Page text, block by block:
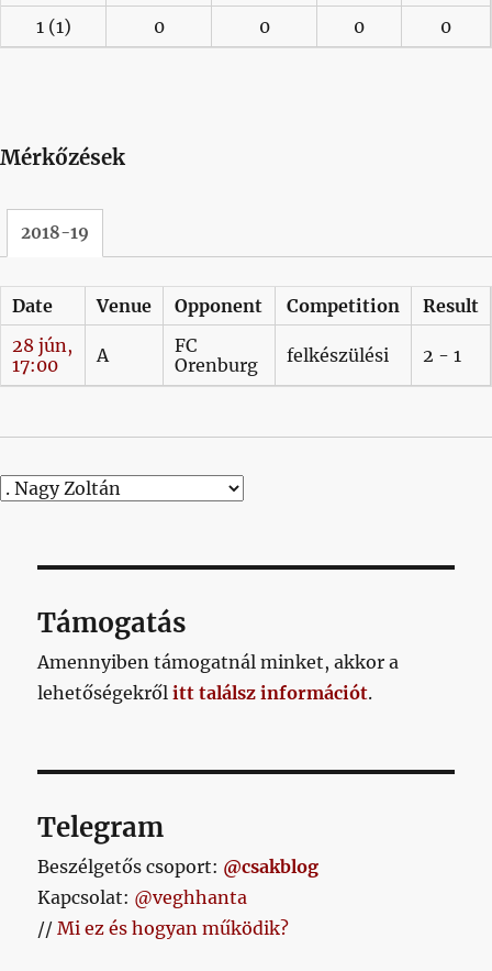
1 (1) 0 0 0 0
Mérkőzések
2018-19
Date Venue Opponent Competition
Result
28 jún,
17:00
A
FC
Orenburg
felkészülési 2 - 1
Támogatás
Amennyiben támogatnál minket, akkor a
lehetőségekrőlitt találsz információt.
Telegram
Beszélgetős csoport: @csakblog
Kapcsolat: @veghhanta
//Mi ez és hogyan működik?